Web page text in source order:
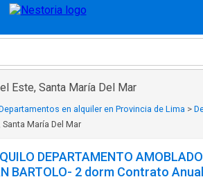
Este, Santa María Del Mar
en alquiler en Provincia de Lima >
María Del Mar
DEPARTAMENTO AMOBLADO
BARTOLO- 2 dorm Contrato Anual